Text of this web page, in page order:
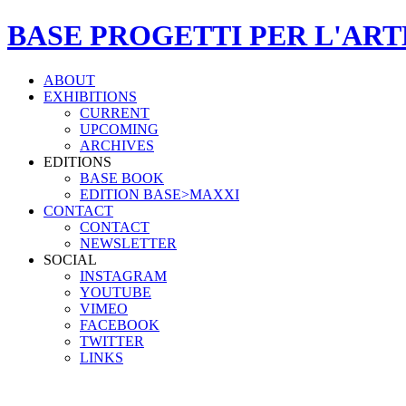
BASE PROGETTI PER
ABOUT
EXHIBITIONS
CURRENT
UPCOMING
ARCHIVES
EDITIONS
BASE BOOK
EDITION BASE>MAXXI
CONTACT
CONTACT
NEWSLETTER
SOCIAL
INSTAGRAM
YOUTUBE
VIMEO
FACEBOOK
TWITTER
LINKS